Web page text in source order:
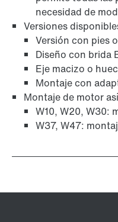
Garantía a largo
necesidad de
Versiones
Versión con pies
Diseño con brida
Eje macizo o
Montaje con
Montaje de motor
W10, W20, W30:
W37, W47: